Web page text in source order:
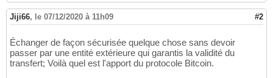
Jiji66, le 07/12/2020 à 11h09 #2
Échanger de façon sécurisée quelque chose sans devoir
passer par une entité extérieure qui garantis la validité du
transfert; Voilà quel est l'apport du protocole Bitcoin.